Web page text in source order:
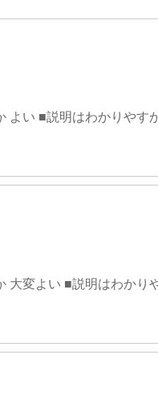
よい ■説明はわかりやす
大変よい ■説明はわかり